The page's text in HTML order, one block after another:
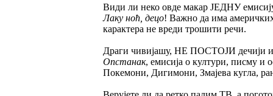
Види ли неко овде макар ЈЕДНУ
Лаку ноћ, децо! Важно да има
карактера не вреди трошити речи.
Драги чивијашу, НЕ ПОСТОЈИ дечији и
Опстанак, емисија о култури, писму и
Покемони, Дигимони, Змајева кугла,